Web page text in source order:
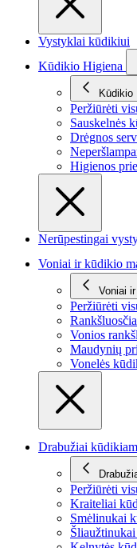
Vystyklai kūdikiui
Kūdikio Higiena
Kūdikio
Peržiūrėti
Sauskelnės
Drėgnos
Higienos
Nerūpestingai
Voniai ir kūdikio
Voniai
Peržiūrėti
Vonios
Maudynių
Vonelės
Drabužiai
Peržiūrėti
Kraiteliai
Smėlinukai